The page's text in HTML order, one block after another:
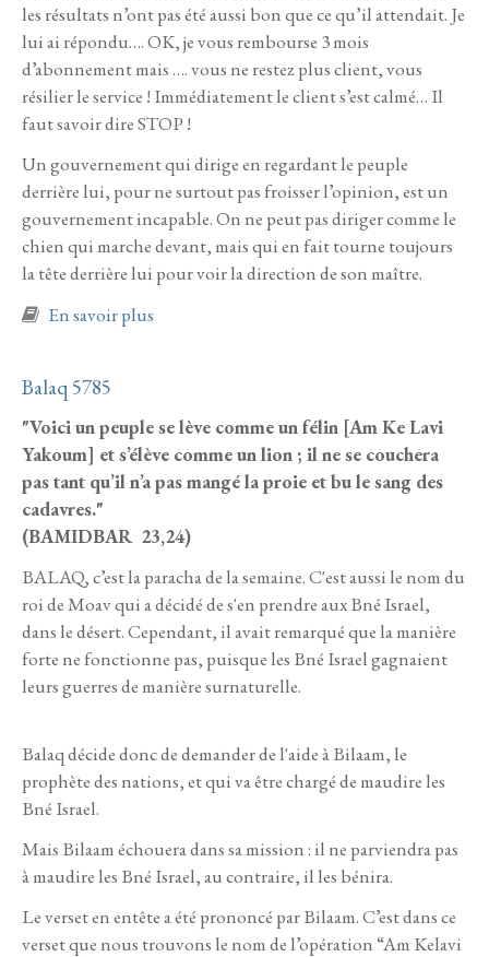
les résultats n’ont pas été aussi bon que ce qu’il attendait. Je
lui ai répondu…. OK, je vous rembourse 3 mois
d’abonnement mais …. vous ne restez plus client, vous
résilier le service ! Immédiatement le client s’est calmé… Il
faut savoir dire STOP !
Un gouvernement qui dirige en regardant le peuple
derrière lui, pour ne surtout pas froisser l’opinion, est un
gouvernement incapable. On ne peut pas diriger comme le
chien qui marche devant, mais qui en fait tourne toujours
la tête derrière lui pour voir la direction de son maître.
En savoir plus
Balaq 5785
"Voici un peuple se lève comme un félin [Am Ke Lavi
Yakoum] et s’élève comme un lion ; il ne se couchera
pas tant qu’il n’a pas mangé la proie et bu le sang des
cadavres."
(BAMIDBAR 23,24)
BALAQ, c’est la paracha de la semaine. C'est aussi le nom du
roi de Moav qui a décidé de s'en prendre aux Bné Israel,
dans le désert. Cependant, il avait remarqué que la manière
forte ne fonctionne pas, puisque les Bné Israel gagnaient
leurs guerres de manière surnaturelle.
Balaq décide donc de demander de l'aide à Bilaam, le
prophète des nations, et qui va être chargé de maudire les
Bné Israel.
Mais Bilaam échouera dans sa mission : il ne parviendra pas
à maudire les Bné Israel, au contraire, il les bénira.
Le verset en entête a été prononcé par Bilaam. C’est dans ce
verset que nous trouvons le nom de l’opération “Am Kelavi